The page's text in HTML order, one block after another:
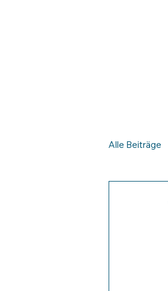
Alle Beiträge